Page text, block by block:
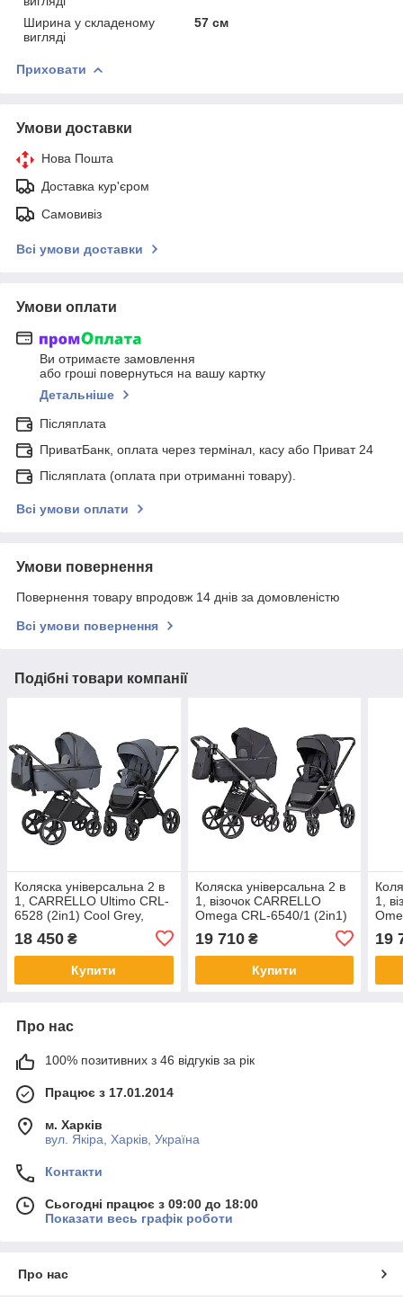
Ширина у складеному
вигляді
57 см
Приховати
Умови доставки
Нова Пошта
Доставка кур'єром
Самовивіз
Всі умови доставки
Умови оплати
Ви отримаєте замовлення
або гроші повернуться на вашу картку
Детальніше
Післяплата
ПриватБанк, оплата через термінал, касу або Приват 24
Післяплата (оплата при отриманні товару).
Всі умови оплати
Умови повернення
Повернення товару впродовж 14 днів за домовленістю
Всі умови повернення
Подібні товари компанії
Коляска універсальна 2 в
1, CARRELLO Ultimo CRL-
6528 (2in1) Cool Grey,
18 450 ₴
Купити
Коляска універсальна 2 в
1, візочок CARRELLO
Omega CRL-6540/1 (2in1)
сіра, Карелло Омега
19 710₴
Купити
1,
19
Про нас
100% позитивних з 46 відгуків за рік
Працює з 17.01.2014
м. Харків
вул. Якіра, Харків, Україна
Контакти
Сьогодні працює з 09:00 до 18:00
Показати весь графік роботи
Про нас